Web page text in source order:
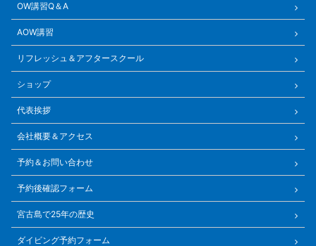
OW講習Q＆A
AOW講習
リフレッシュ＆アフタースクール
ショップ
代表挨拶
会社概要＆アクセス
予約＆お問い合わせ
予約後確認フォーム
宮古島で25年の歴史
ダイビング予約フォーム